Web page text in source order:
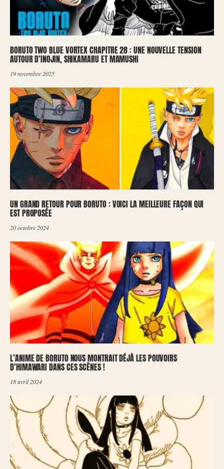
BORUTO TWO BLUE VORTEX CHAPITRE 28 : UNE NOUVELLE TENSION
AUTOUR D’INOJIN, SHIKAMARU ET MAMUSHI
19 novembre 2025
UN GRAND RETOUR POUR BORUTO : VOICI LA MEILLEURE FAÇON QUI
EST PROPOSÉE
20 octobre 2024
L’ANIME DE BORUTO NOUS MONTRAIT DÉJÀ LES POUVOIRS
D’HIMAWARI DANS CES SCÈNES !
18 avril 2024